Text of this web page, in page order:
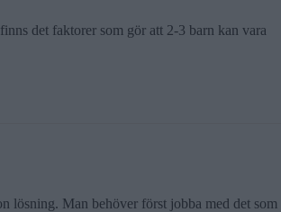
det faktorer som gör att 2-3 barn kan vara
lösning. Man behöver först jobba med det som